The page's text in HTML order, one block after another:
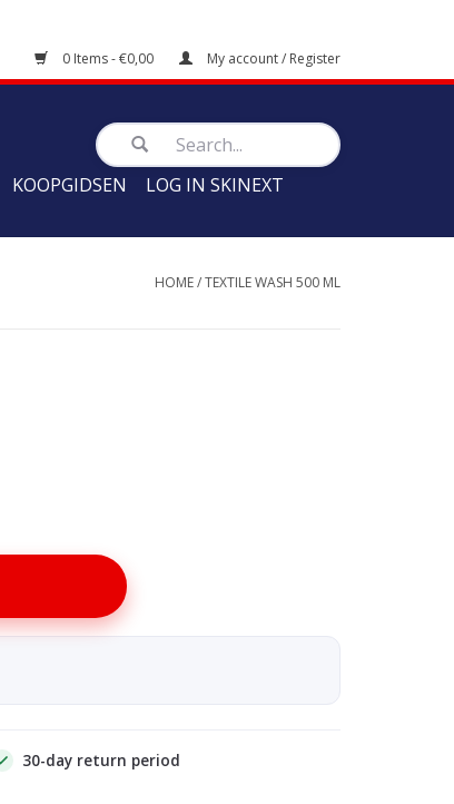
0 Items - €0,00 My account / Register
KOOPGIDSEN LOG IN SKINEXT
HOME/TEXTILE WASH 500 ML
30-day return period